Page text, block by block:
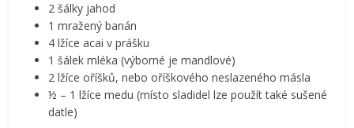
2 šálky jahod
1 mražený banán
4 lžíce acai v prášku
1 šálek mléka (výborné je mandlové)
2 lžíce oříšků, nebo oříškového neslazeného másla
½ – 1 lžíce medu (místo sladidel lze použít také sušené
datle)